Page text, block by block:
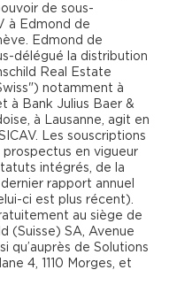
de capital de 58.0
ERRES -
Income (ERRES-CI)
de capital de CHF
pour le
ERRES-Swiss.
de capital de 56.5
de sous-
à Edmond de
Edmond de
délégué la distribution
Real Estate
notamment à
à Bank Julius Baer &
à Lausanne, agit en
Les souscriptions
prospectus en vigueur
intégrés, de la
rapport annuel
ci est plus récent).
au siège de
(Suisse) SA, Avenue
qu’auprès de Solutions
4, 1110 Morges, et